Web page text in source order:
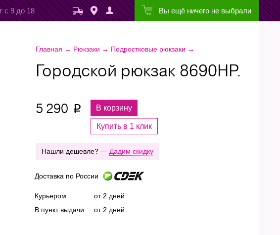
с 9 до 18 Вы ещё ничего не выбрали
Главная → Рюкзаки → Подростковые рюкзаки →
Городской рюкзак 8690НР.
5 290 p В корзину
Купить в 1 клик
Нашли дешевле? — Дадим скидку
Доставка по России
Курьером
В пункт выдачи
от 2 дней
от 2 дней